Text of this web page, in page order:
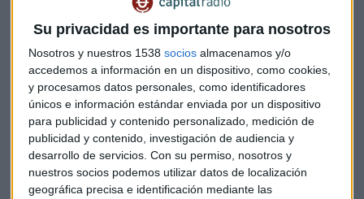
Su privacidad es importante para nosotros
Nosotros y nuestros 1538 socios almacenamos y/o
accedemos a información en un dispositivo, como cookies,
y procesamos datos personales, como identificadores
únicos e información estándar enviada por un dispositivo
para publicidad y contenido personalizado, medición de
publicidad y contenido, investigación de audiencia y
desarrollo de servicios. Con su permiso, nosotros y
nuestros socios podemos utilizar datos de localización
geográfica precisa e identificación mediante las
Los inversores también analizarán el
informe IFO
confianza empresarial de diciembre en Alemania y en la
zona euro, el IPC final de noviembre además de los salarios
del tercer trimestre. En Estados Unidos, pocas referencias
macro esta sesión pero sí hablarán varios miembros de la
Reserva Federal como Bostic, Waller y Williams.
Protagonistas empresariales